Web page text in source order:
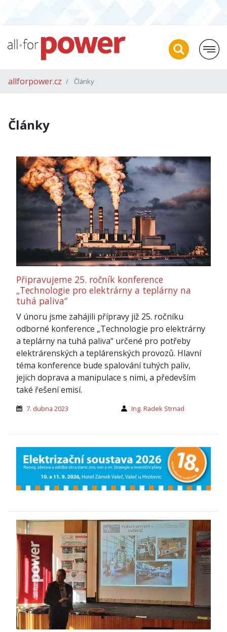
allforpower.cz Články
Články
Připravujeme 25. ročník konference
„Technologie pro elektrárny a teplárny na
tuhá paliva“
V únoru jsme zahájili přípravy již 25. ročníku
odborné konference „Technologie pro elektrárny
a teplárny na tuhá paliva“ určené pro potřeby
elektrárenských a teplárenských provozů. Hlavní
téma konference bude spalování tuhých paliv,
jejich doprava a manipulace s nimi, a především
také řešení emisí.
7. dubna 2023 Ing. Radek Strnad